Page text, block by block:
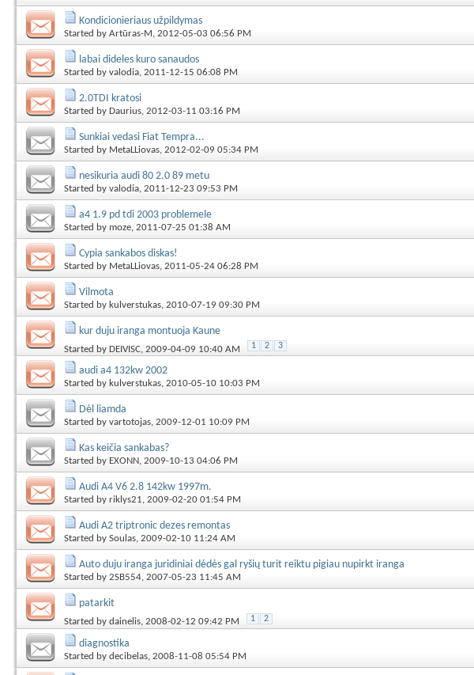
Kondicionieriaus užpildymas
Started by Artūras-M, 2012-05-03 06:56 PM
labai dideles kuro sanaudos
Started by valodia, 2011-12-15 06:08 PM
2.0TDI kratosi
Started by Daurius, 2012-03-11 03:16 PM
Sunkiai vedasi Fiat Tempra...
Started by MetaLLiovas, 2012-02-09 05:34 PM
nesikuria audi 80 2.0 89 metu
Started by valodia, 2011-12-23 09:53 PM
a4 1.9 pd tdi 2003 problemele
Started by moze, 2011-07-25 01:38 AM
Cypia sankabos diskas!
Started by MetaLLiovas, 2011-05-24 06:28 PM
Vilmota
Started by kulverstukas, 2010-07-19 09:30 PM
kur duju iranga montuoja Kaune
Started by DEIVISC, 2009-04-09 10:40 AM 1 2 3
audi a4 132kw 2002
Started by kulverstukas, 2010-05-10 10:03 PM
Dėl liamda
Started by vartotojas, 2009-12-01 10:09 PM
Kas keičia sankabas?
Started by EXONN, 2009-10-13 04:06 PM
Audi A4 V6 2.8 142kw 1997m.
Started by riklys21, 2009-02-20 01:54 PM
Audi A2 triptronic dezes remontas
Started by Soulas, 2009-02-10 11:24 AM
Auto duju iranga juridiniai dėdės gal ryšių turit reiktu pigiau nupirkt iranga
Started by 2SB554, 2007-05-23 11:45 AM
patarkit
Started by dainelis, 2008-02-12 09:42 PM 1 2
diagnostika
Started by decibelas , 2008-11-08 05:54 PM